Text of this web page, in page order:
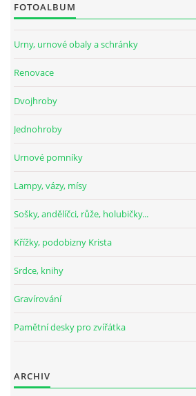
FOTOALBUM
Urny, urnové obaly a schránky
Renovace
Dvojhroby
Jednohroby
Urnové pomníky
Lampy, vázy, mísy
Sošky, andělíčci, růže, holubičky...
Křížky, podobizny Krista
Srdce, knihy
Gravírování
Pamětní desky pro zvířátka
ARCHIV